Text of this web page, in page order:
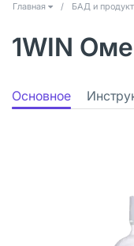
Главная / БАД и
1WIN
Основное